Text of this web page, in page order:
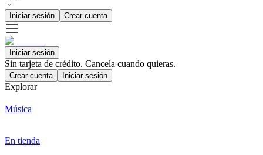
Iniciar sesión Crear cuenta
Iniciar sesión
Sin tarjeta de crédito. Cancela cuando quieras.
Crear cuenta Iniciar sesión
Explorar
Música
En tienda